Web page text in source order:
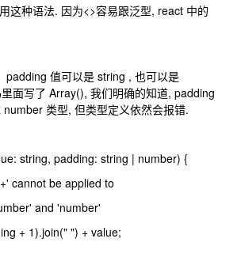
这种语法. 因为<>容易跟泛型, react 中的
值可以是 string , 也可以是
面写了 Array(), 我们明确的知道, padding
类型, 但类型定义依然会报错.
string, padding: string | number) {
cannot be applied to
and 'number'
+ 1).join(" ") + value;